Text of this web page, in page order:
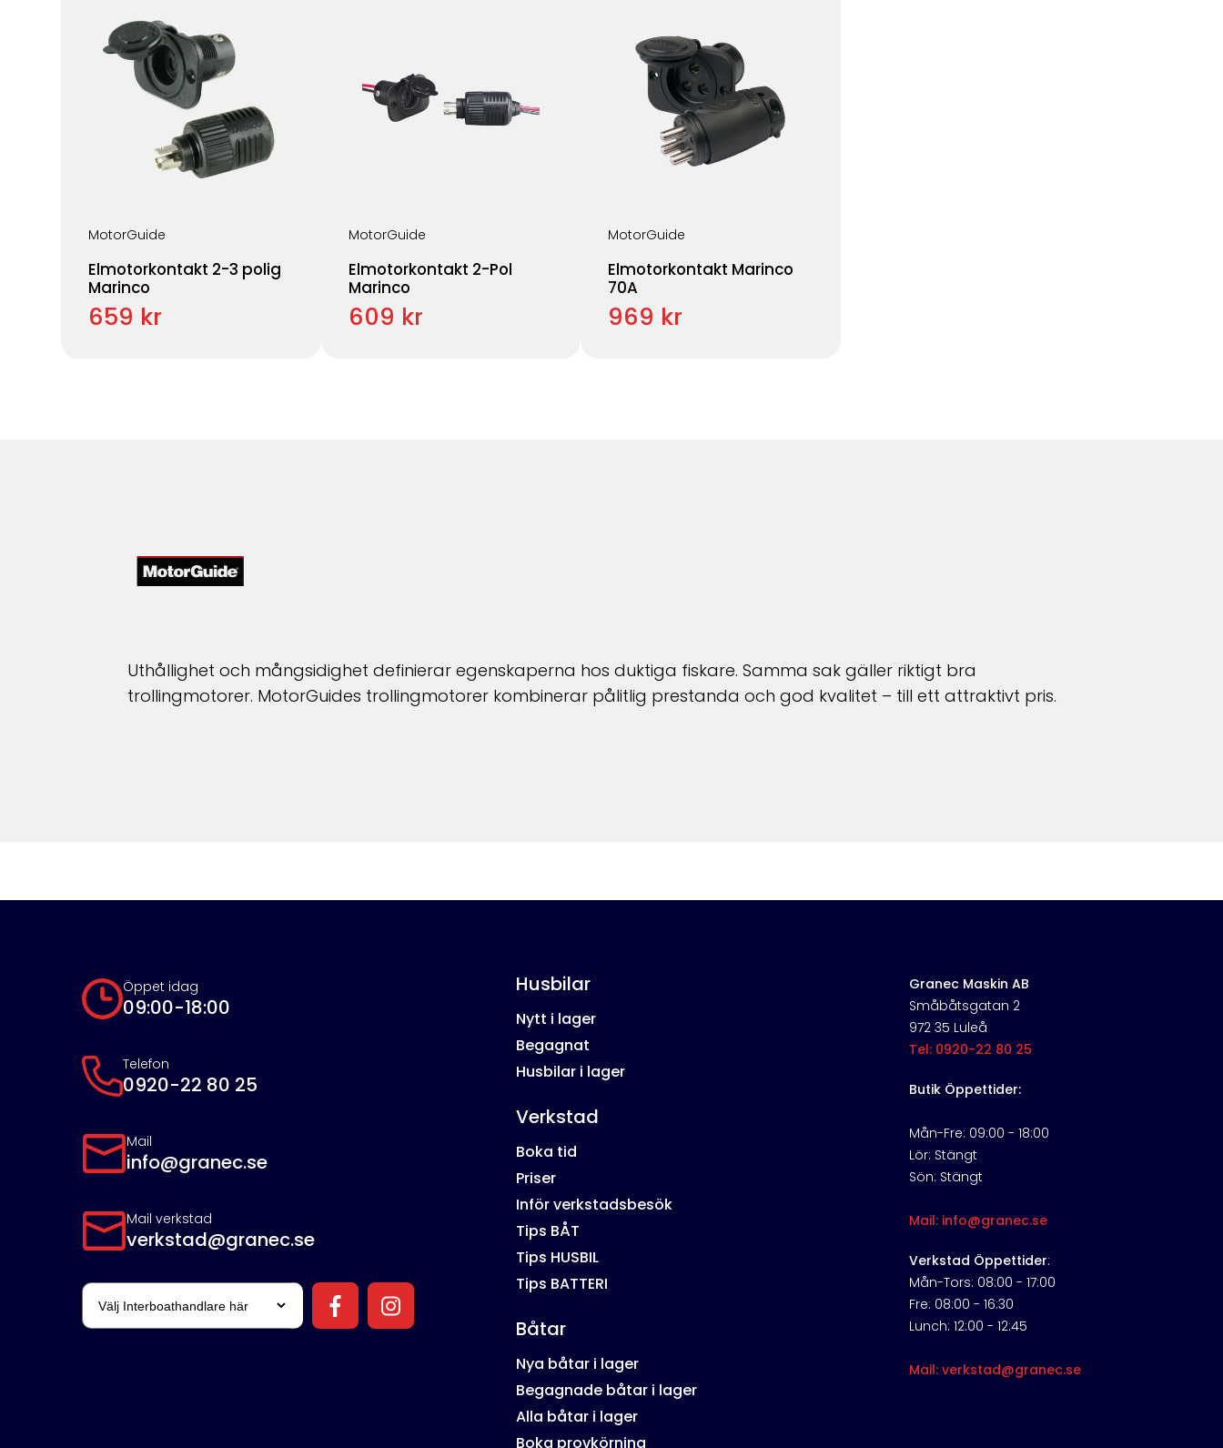
MotorGuide
Elmotorkontakt 2-3 polig
Marinco
659 kr
MotorGuide
Elmotorkontakt 2-Pol
Marinco
609 kr
MotorGuide
Elmotorkontakt Marinco
70A
969 kr
Uthållighet och mångsidighet definierar egenskaperna hos duktiga fiskare. Samma sak gäller riktigt bra
trollingmotorer. MotorGuides trollingmotorer kombinerar pålitlig prestanda och god kvalitet – till ett attraktivt pris.
Öppet idag
09:00-18:00
Telefon
0920-22 80 25
Mail
info@granec.se
Mail verkstad
verkstad@granec.se
Husbilar
Nytt i lager
Begagnat
Husbilar i lager
Verkstad
Boka tid
Priser
Inför verkstadsbesök
Tips BÅT
Tips HUSBIL
Tips BATTERI
Båtar
Nya båtar i lager
Begagnade båtar i lager
Alla båtar i lager
Boka provkörning
Granec Maskin AB
Småbåtsgatan 2
972 35 Luleå
Tel: 0920-22 80 25
Butik Öppettider:
Mån-Fre: 09:00 - 18:00
Lör: Stängt
Sön: Stängt
Mail: info@granec.se
Verkstad Öppettider:
Mån-Tors: 08:00 - 17:00
Fre: 08:00 - 16:30
Lunch: 12:00 - 12:45
Mail: verkstad@granec.se